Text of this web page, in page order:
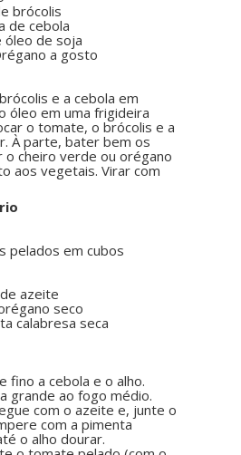
brócolis
de cebola
óleo de soja
a gosto
e a cebola em
óleo em uma frigideira
o tomate, o brócolis e a
À parte, bater bem os
o cheiro verde ou orégano
aos vegetais. Virar com
pelados em cubos
azeite
seco
calabresa seca
fino a cebola e o alho.
grande ao fogo médio.
com o azeite e, junte o
com a pimenta
o alho dourar.